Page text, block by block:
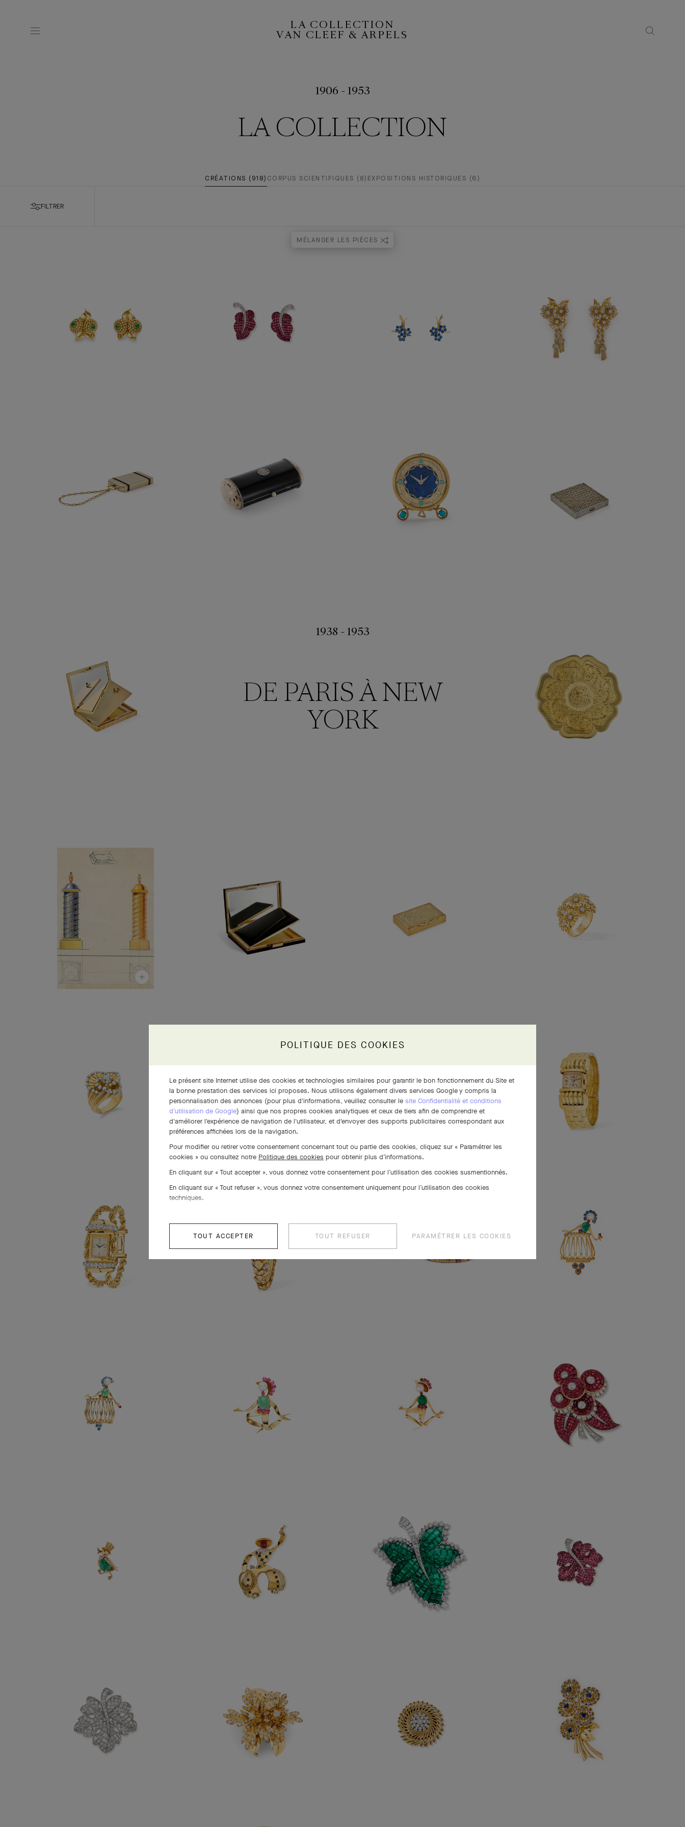
LA COLLECTION
VAN CLEEF & ARPELS
1906 - 1953
LA COLLECTION
CRÉATIONS (918) CORPUS SCIENTIFIQUES (8) EXPOSITIONS HISTORIQUES (6)
FILTRER
MÉLANGER LES PIÈCES
1938 - 1953
DE PARIS À NEW
YORK
POLITIQUE DES COOKIES
Le présent site Internet utilise des cookies et technologies similaires pour garantir le bon fonctionnement du Site et
la bonne prestation des services ici proposes. Nous utilisons également divers services Google y compris la
personnalisation des annonces (pour plus d'informations, veuillez consulter le site Confidentialité et conditions
d'utilisation de Google) ainsi que nos propres cookies analytiques et ceux de tiers afin de comprendre et
d'améliorer l'expérience de navigation de l'utilisateur, et d'envoyer des supports publicitaires correspondant aux
préférences affichées lors de la navigation.
Pour modifier ou retirer votre consentement concernant tout ou partie des cookies, cliquez sur « Paramétrer les
cookies » ou consultez notre Politique des cookies pour obtenir plus d’informations.
En cliquant sur « Tout accepter », vous donnez votre consentement pour l’utilisation des cookies susmentionnés.
En cliquant sur « Tout refuser », vous donnez votre consentement uniquement pour l’utilisation des cookies
techniques.
TOUT ACCEPTER TOUT REFUSER PARAMÉTRER LES COOKIES